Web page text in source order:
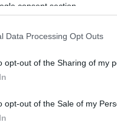
consent section.
Data Processing Opt Outs
opt-out of the Sharing of my
opt-out of the Sale of my